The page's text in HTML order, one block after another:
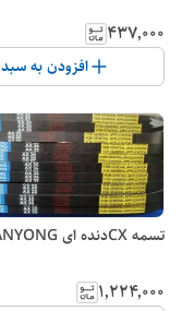
۴۳۷٬۰۰۰
افزودن به سبد
تسمه CXدنده ای HANYONG
۱٬۲۲۴٬۰۰۰